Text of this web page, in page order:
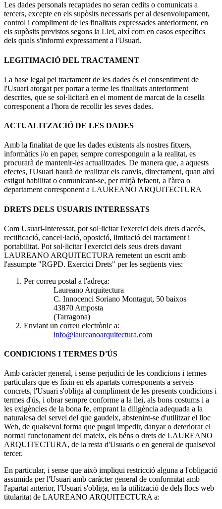
Les dades personals recaptades no seran cedits o comunicats a
tercers, excepte en els supòsits necessaris per al desenvolupament,
control i compliment de les finalitats expressades anteriorment, en
els supòsits previstos segons la Llei, així com en casos específics
dels quals s'informi expressament a l'Usuari.
LEGITIMACIÓ DEL TRACTAMENT
La base legal pel tractament de les dades és el consentiment de
l'Usuari atorgat per portar a terme les finalitats anteriorment
descrites, que se sol·licitarà en el moment de marcat de la casella
corresponent a l'hora de recollir les seves dades.
ACTUALITZACIÓ DE LES DADES
Amb la finalitat de que les dades existents als nostres fitxers,
informàtics i/o en paper, sempre corresponguin a la realitat, es
procurarà de mantenir-les actualitzades. De manera que, a aquests
efectes, l'Usuari haurà de realitzar els canvis, directament, quan així
estigui habilitat o comunicant-se, per mitjà fefaent, a l'àrea o
departament corresponent a LAUREANO ARQUITECTURA
DRETS DELS USUARIS INTERESSATS
Com Usuari-Interessat, pot sol·licitar l'exercici dels drets d'accés,
rectificació, cancel·lació, oposició, limitació del tractament i
portabilitat. Pot sol·licitar l'exercici dels seus drets davant
LAUREANO ARQUITECTURA remetent un escrit amb
l'assumpte "RGPD. Exercici Drets" per les següents vies:
Per correu postal a l'adreça:
Laureano Arquitectura
C. Innocenci Soriano Montagut, 50 baixos
43870 Amposta
(Tarragona)
Enviant un correu electrònic a:
info@laureanoarquitectura.com
CONDICIONS I TERMES D'ÚS
Amb caràcter general, i sense perjudici de les condicions i termes
particulars que es fixin en els apartats corresponents a serveis
concrets, l'Usuari s'obliga al compliment de les presents condicions i
termes d'ús, i obrar sempre conforme a la llei, als bons costums i a
les exigències de la bona fe, emprant la diligència adequada a la
naturalesa del servei del que gaudeix, abstenint-se d'utilitzar el lloc
Web, de qualsevol forma que pugui impedir, danyar o deteriorar el
normal funcionament del mateix, els béns o drets de LAUREANO
ARQUITECTURA, de la resta d'Usuaris o en general de qualsevol
tercer.
En particular, i sense que això impliqui restricció alguna a l'obligació
assumida per l'Usuari amb caràcter general de conformitat amb
l'apartat anterior, l'Usuari s'obliga, en la utilització de dels llocs web
titularitat de LAUREANO ARQUITECTURA a: